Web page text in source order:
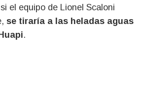
el equipo de Lionel Scaloni
se tiraría a las heladas aguas
.